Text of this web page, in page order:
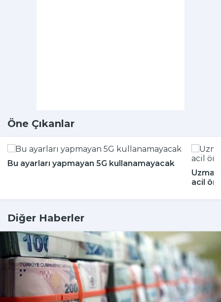
Öne Çıkanlar
Bu ayarları yapmayan 5G kullanamayacak
acil
Diğer Haberler